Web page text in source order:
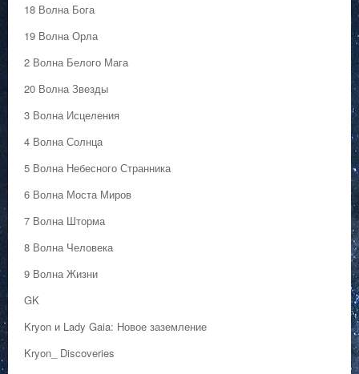
18 Волна Бога
19 Волна Орла
2 Волна Белого Мага
20 Волна Звезды
3 Волна Исцеления
4 Волна Солнца
5 Волна Небесного Странника
6 Волна Моста Миров
7 Волна Шторма
8 Волна Человека
9 Волна Жизни
GK
Kryon и Lady Gaia: Новое заземление
Kryon_ Discoveries